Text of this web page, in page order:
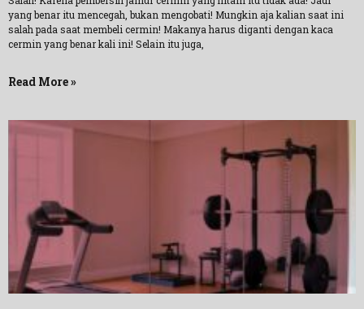
yang benar itu mencegah, bukan mengobati! Mungkin aja kalian saat ini
salah pada saat membeli cermin! Makanya harus diganti dengan kaca
cermin yang benar kali ini! Selain itu juga,
Read More »